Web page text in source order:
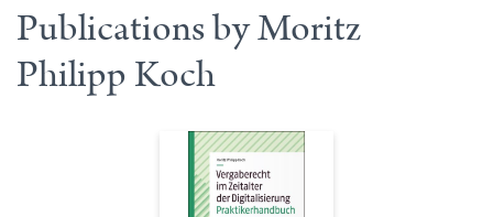
Publications by Moritz
Philipp Koch